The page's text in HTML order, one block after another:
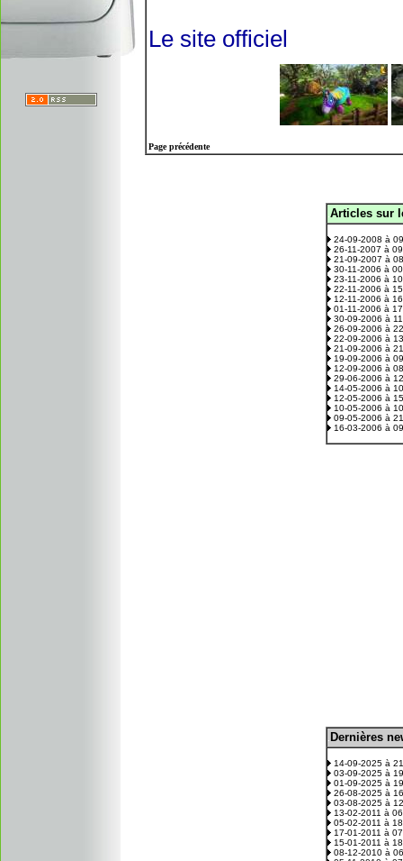
Le site officiel
Page précédente
Articles sur
24-09-2008 à
26-11-2007 à
21-09-2007 à
30-11-2006 à
23-11-2006 à
22-11-2006 à
12-11-2006 à
01-11-2006 à
30-09-2006 à
26-09-2006 à
22-09-2006 à
21-09-2006 à
19-09-2006 à
12-09-2006 à
29-06-2006 à
14-05-2006 à
12-05-2006 à
10-05-2006 à
09-05-2006 à
16-03-2006 à
Dernières
14-09-2025 à
03-09-2025 à
01-09-2025 à
26-08-2025 à
03-08-2025 à
13-02-2011 à
05-02-2011 à
17-01-2011 à
15-01-2011 à
08-12-2010 à